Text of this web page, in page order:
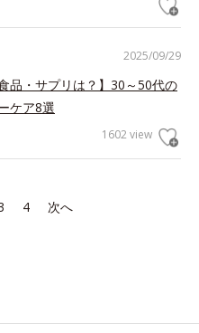
2025/09/29
品・サプリは？】30～50代の
ケア8選
1602 view
4 次へ